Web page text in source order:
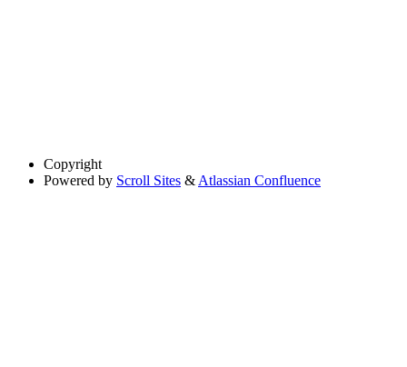
Copyright
Powered by Scroll Sites & Atlassian Confluence